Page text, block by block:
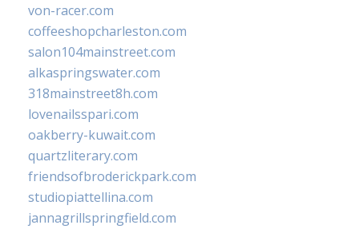
von-racer.com
coffeeshopcharleston.com
salon104mainstreet.com
alkaspringswater.com
318mainstreet8h.com
lovenailsspari.com
oakberry-kuwait.com
quartzliterary.com
friendsofbroderickpark.com
studiopiattellina.com
jannagrillspringfield.com